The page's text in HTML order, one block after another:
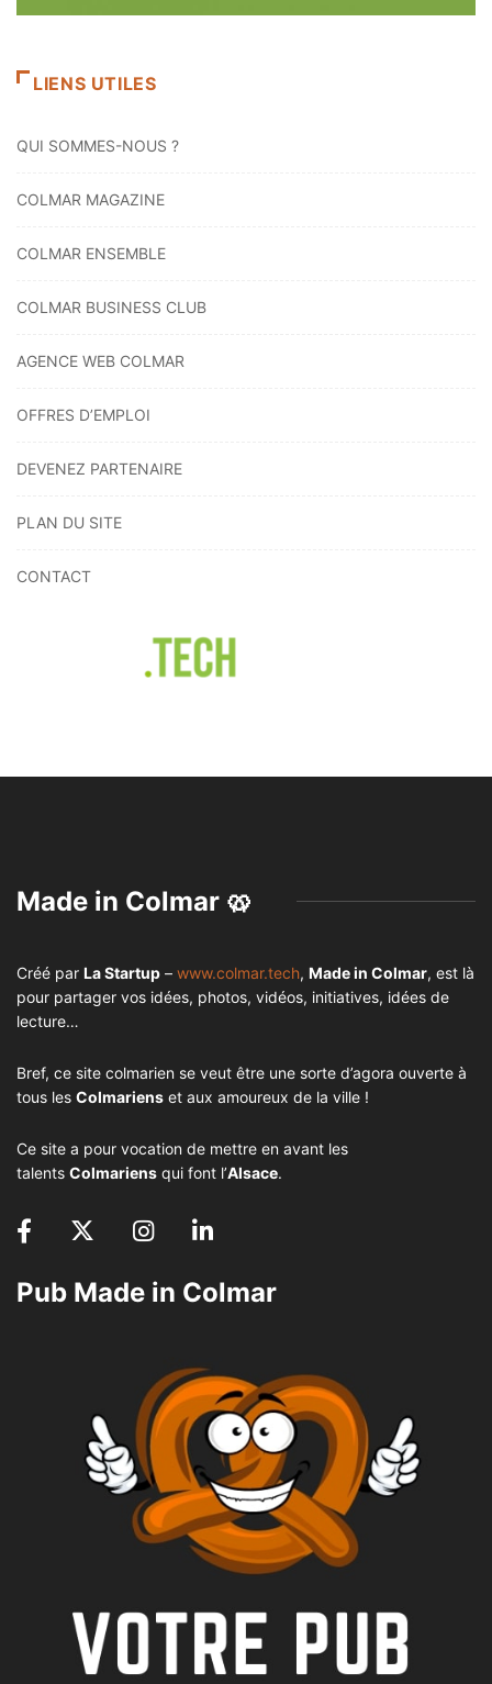
LIENS UTILES
QUI SOMMES-NOUS ?
COLMAR MAGAZINE
COLMAR ENSEMBLE
COLMAR BUSINESS CLUB
AGENCE WEB COLMAR
OFFRES D’EMPLOI
DEVENEZ PARTENAIRE
PLAN DU SITE
CONTACT
Made in Colmar 🥨
Créé par La Startup – www.colmar.tech, Made in Colmar, est là
pour partager vos idées, photos, vidéos, initiatives, idées de
lecture…
Bref, ce site colmarien se veut être une sorte d’agora ouverte à
tous les Colmariens et aux amoureux de la ville !
Ce site a pour vocation de mettre en avant les
talents Colmariens qui font l’Alsace.
Pub Made in Colmar